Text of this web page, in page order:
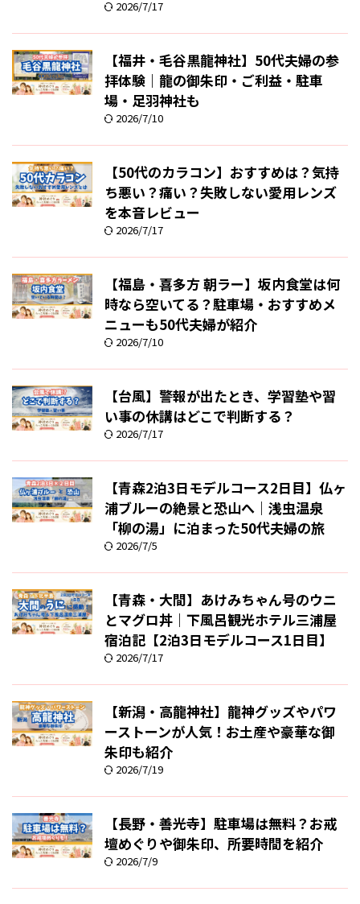
2026/7/17
【福井・毛谷黒龍神社】50代夫婦の参
拝体験｜龍の御朱印・ご利益・駐車
場・足羽神社も
2026/7/10
【50代のカラコン】おすすめは？気持
ち悪い？痛い？失敗しない愛用レンズ
を本音レビュー
2026/7/17
【福島・喜多方 朝ラー】坂内食堂は何
時なら空いてる？駐車場・おすすめメ
ニューも50代夫婦が紹介
2026/7/10
【台風】警報が出たとき、学習塾や習
い事の休講はどこで判断する？
2026/7/17
【青森2泊3日モデルコース2日目】仏ヶ
浦ブルーの絶景と恐山へ｜浅虫温泉
「柳の湯」に泊まった50代夫婦の旅
2026/7/5
【青森・大間】あけみちゃん号のウニ
とマグロ丼｜下風呂観光ホテル三浦屋
宿泊記【2泊3日モデルコース1日目】
2026/7/17
【新潟・高龍神社】龍神グッズやパワ
ーストーンが人気！お土産や豪華な御
朱印も紹介
2026/7/19
【長野・善光寺】駐車場は無料？お戒
壇めぐりや御朱印、所要時間を紹介
2026/7/9